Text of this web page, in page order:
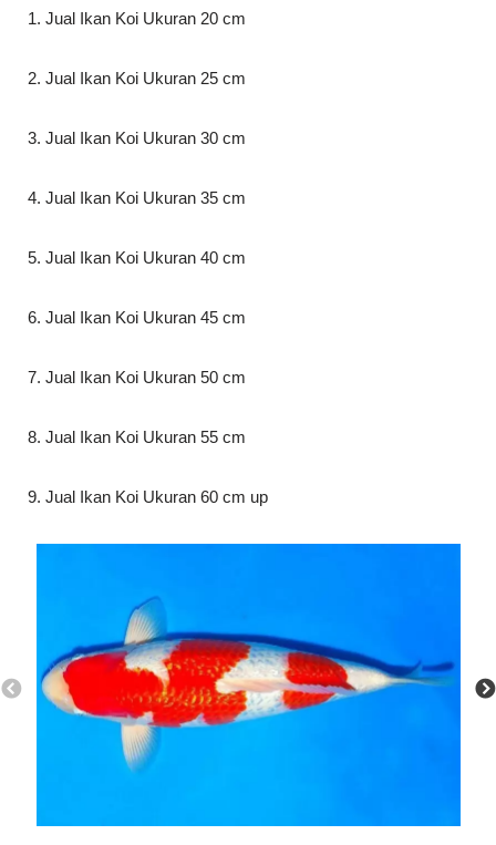
1. Jual Ikan Koi Ukuran 20 cm
2. Jual Ikan Koi Ukuran 25 cm
3. Jual Ikan Koi Ukuran 30 cm
4. Jual Ikan Koi Ukuran 35 cm
5. Jual Ikan Koi Ukuran 40 cm
6. Jual Ikan Koi Ukuran 45 cm
7. Jual Ikan Koi Ukuran 50 cm
8. Jual Ikan Koi Ukuran 55 cm
9. Jual Ikan Koi Ukuran 60 cm up